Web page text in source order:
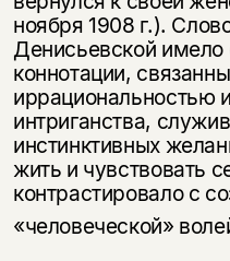
ноября 1908 г.).
Денисьевской имело
коннотации,
иррациональностью
интриганства,
инстинктивных
жить и чувствовать
контрастировало с
«человеческой»